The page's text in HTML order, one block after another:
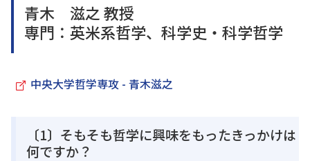
青木 滋之 教授
専門：英米系哲学、科学史・科学哲学
中央大学哲学専攻 - 青木滋之
〔1〕そもそも哲学に興味をもったきっかけは
何ですか？